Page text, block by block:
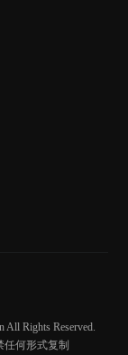
All Rights Reserved.
任何形式复制